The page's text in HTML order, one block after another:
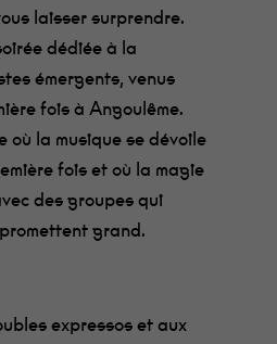
laisser surprendre.
dédiée à la
émergents, venus
fois à Angoulême.
où la musique se dévoile
fois et où la magie
des groupes qui
grand.
expressos et aux